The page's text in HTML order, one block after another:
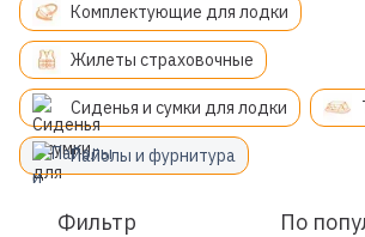
Комплектующие для лодки
Жилеты страховочные
Сиденья и сумки для лодки
Пайолы и фурнитура
Фильтр По